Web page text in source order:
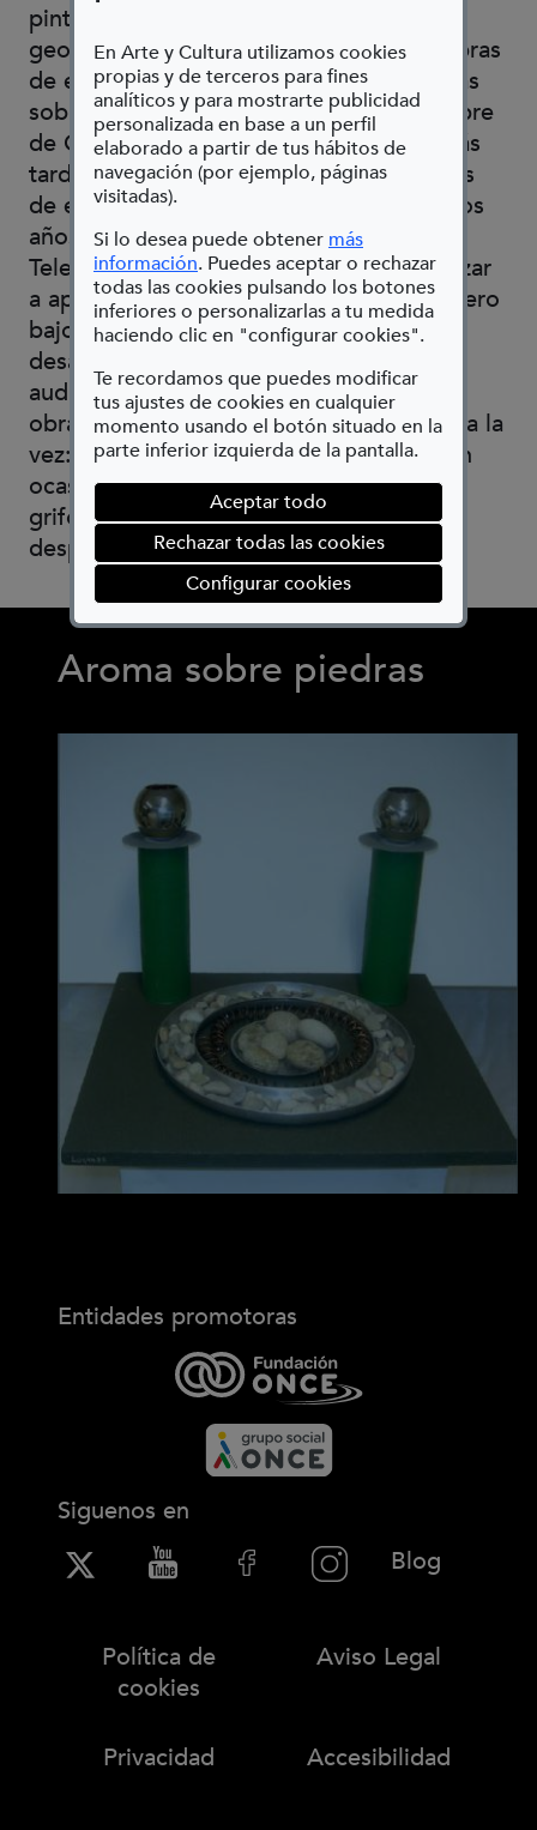
En Arte y Cultura utilizamos cookies
propias y de terceros para fines
analíticos y para mostrarte publicidad
personalizada en base a un perfil
elaborado a partir de tus hábitos de
navegación (por ejemplo, páginas
visitadas).
Si lo desea puede obtener más
información(Abre en nueva ventana)
. Puedes aceptar o rechazar
todas las cookies pulsando los botones
inferiores o personalizarlas a tu medida
haciendo clic en "configurar cookies".
Te recordamos que puedes modificar
tus ajustes de cookies en cualquier
momento usando el botón situado en la
parte inferior izquierda de la pantalla.
Aceptar todo
Rechazar todas las cookies
Configurar cookies(abre en ventana
pintura tiene unos caracteres claramente
geométricos y constructivistas, en las obras
de esta época, muchas de ellas realizadas
sobre cartulina, aún firmaba con el nombre
de García Núñez, pasando a llamarse más
tarde Lugan. Gracias a los conocimientos
de electrónica adquiridos durante muchos
años en el desempeño de su trabajo en
Telefónica, puede partir de 1967 comenzar
a aplicar aquello que había aprendido, pero
bajo una visión y enfoque plástico,
desarrollando su primeras obras
audiovisuales y táctiles. Lugan desarrolla
obras en las que implica varios sentidos a la
vez: oido y vista, vista y tacto, incluso en
ocasiones el olfato. Son conocidos sus
grifos sonoros o sus manos que
desprenden calor al contacto.
Aroma sobre piedras
Entidades promotoras
Siguenos en
Blog
Política de
cookies
Aviso Legal
Privacidad Accesibilidad